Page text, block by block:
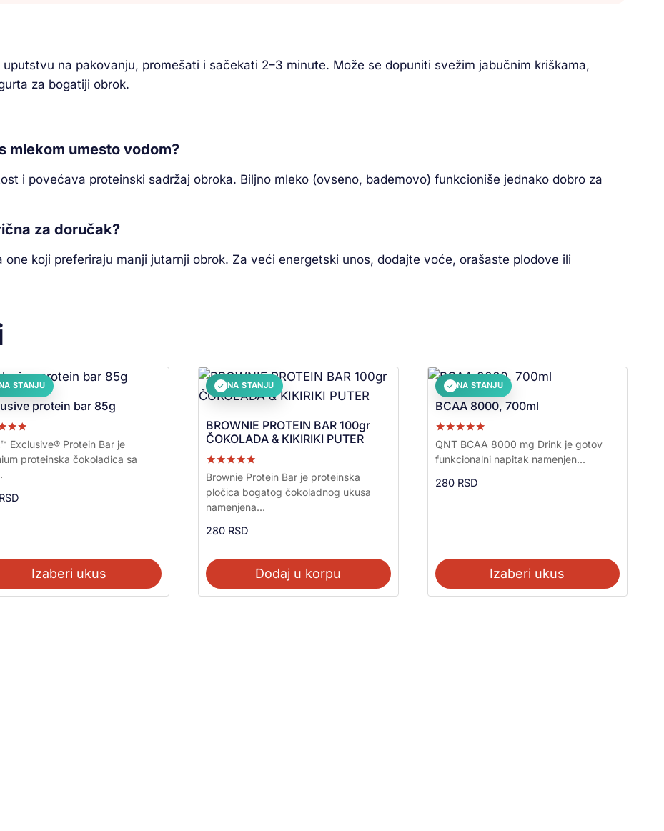
na pakovanju, promešati i sačekati 2–3 minute. Može se dopuniti svežim jabučnim kriškama,
za bogatiji obrok.
mlekom umesto vodom?
i povećava proteinski sadržaj obroka. Biljno mleko (ovseno, bademovo) funkcioniše jednako dobro za
za doručak?
koji preferiraju manji jutarnji obrok. Za veći energetski unos, dodajte voće, orašaste plodove ili
STANJU
protein bar 85g
sa
Exclusive® Protein Bar je
proteinska čokoladica sa
RSD
Izaberi ukus
✓ NA STANJU
BROWNIE PROTEIN BAR 100gr
ČOKOLADA & KIKIRIKI PUTER
Ocenjeno sa
5.00
od 5
Brownie Protein Bar je proteinska
pločica bogatog čokoladnog ukusa
namenjena...
280 RSD
Dodaj u korpu
✓ NA STANJU
BCAA 8000, 700ml
Ocenjeno sa
5.00
od 5
QNT BCAA 8000 mg Drink je gotov
funkcionalni napitak namenjen...
280 RSD
Izaberi ukus